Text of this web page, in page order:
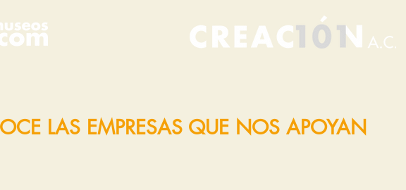
LAS EMPRESAS QUE NOS APOYAN